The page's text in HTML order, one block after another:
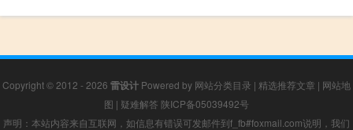
Copyright © 2012 - 2026 雷设计 Powered by 网站分类目录 | 精选推荐文章 | 网站地
图 | 疑难解答 陕ICP备05039492号
声明：本站内容来自互联网，如信息有错误可发邮件到f_fb#foxmail.com说明，我们